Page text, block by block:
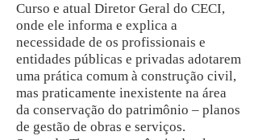
Curso e atual Diretor Geral do CECI,
onde ele informa e explica a
necessidade de os profissionais e
entidades públicas e privadas adotarem
uma prática comum à construção civil,
mas praticamente inexistente na área
da conservação do patrimônio – planos
de gestão de obras e serviços.